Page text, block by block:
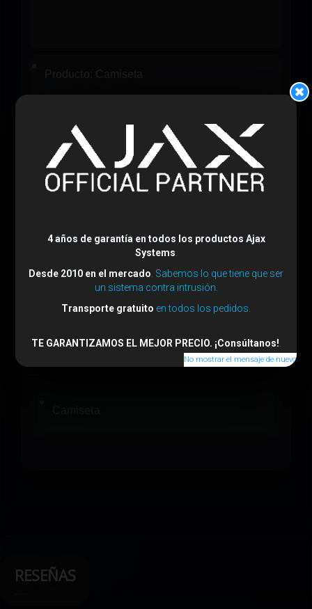
Camiseta
Talla:M
RESEÑAS
4 años de garantía en todos los productos Ajax
Systems
Desde 2010 en el mercado . Sabemos lo que tiene que ser
un sistema contra intrusión.
Transporte gratuito en todos los pedidos.
TE GARANTIZAMOS EL MEJOR PRECIO. ¡Consúltanos!
No mostrar el mensaje de nuevo